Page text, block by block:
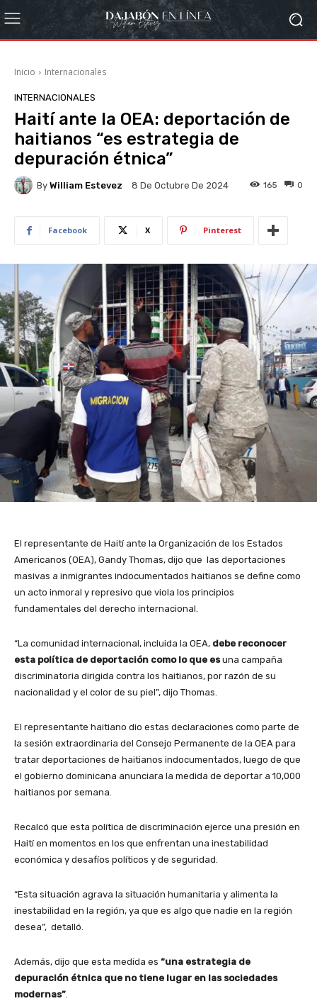
Inicio Internacionales
INTERNACIONALES
Haití ante la OEA: deportación de
haitianos “es estrategia de
depuración étnica”
By William Estevez 8 De Octubre De 2024 0
165
Facebook X Pinterest
El representante de Haití ante la Organización de los Estados
Americanos (OEA), Gandy Thomas, dijo que las deportaciones
masivas a inmigrantes indocumentados haitianos se define como
un acto inmoral y represivo que viola los principios
fundamentales del derecho internacional.
“La comunidad internacional, incluida la OEA, debe reconocer
esta política de deportación como lo que esuna campaña
discriminatoria dirigida contra los haitianos, por razón de su
nacionalidad y el color de su piel”, dijo Thomas.
El representante haitiano dio estas declaraciones como parte de
la sesión extraordinaria del Consejo Permanente de la OEA para
tratar deportaciones de haitianos indocumentados, luego de que
el gobierno dominicana anunciara la medida de deportar a 10,000
haitianos por semana.
Recalcó que esta política de discriminación ejerce una presión en
Haití en momentos en los que enfrentan una inestabilidad
económica y desafíos políticos y de seguridad.
“Esta situación agrava la situación humanitaria y alimenta la
inestabilidad en la región, ya que es algo que nadie en la región
desea”, detalló.
Además, dijo que esta medida es “una estrategia de
depuración étnica que no tiene lugar en las sociedades
modernas”